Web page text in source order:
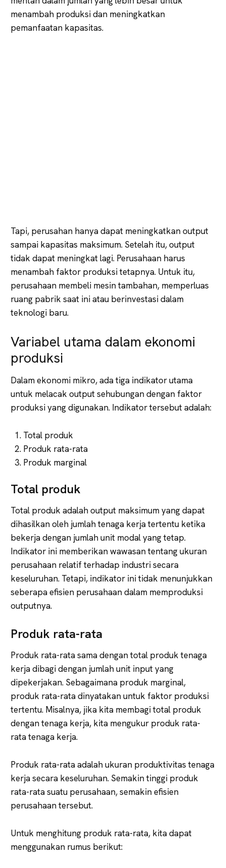
menambah produksi dan meningkatkan
pemanfaatan kapasitas.
Tapi, perusahan hanya dapat meningkatkan output
sampai kapasitas maksimum. Setelah itu, output
tidak dapat meningkat lagi. Perusahaan harus
menambah faktor produksi tetapnya. Untuk itu,
perusahaan membeli mesin tambahan, memperluas
ruang pabrik saat ini atau berinvestasi dalam
teknologi baru.
Variabel utama dalam ekonomi
produksi
Dalam ekonomi mikro, ada tiga indikator utama
untuk melacak output sehubungan dengan faktor
produksi yang digunakan. Indikator tersebut adalah:
Total produk
Produk rata-rata
Produk marginal
Total produk
Total produk adalah output maksimum yang dapat
dihasilkan oleh jumlah tenaga kerja tertentu ketika
bekerja dengan jumlah unit modal yang tetap.
Indikator ini memberikan wawasan tentang ukuran
perusahaan relatif terhadap industri secara
keseluruhan. Tetapi, indikator ini tidak menunjukkan
seberapa efisien perusahaan dalam memproduksi
outputnya.
Produk rata-rata
Produk rata-rata sama dengan total produk tenaga
kerja dibagi dengan jumlah unit input yang
dipekerjakan. Sebagaimana produk marginal,
produk rata-rata dinyatakan untuk faktor produksi
tertentu. Misalnya, jika kita membagi total produk
dengan tenaga kerja, kita mengukur produk rata-
rata tenaga kerja.
Produk rata-rata adalah ukuran produktivitas tenaga
kerja secara keseluruhan. Semakin tinggi produk
rata-rata suatu perusahaan, semakin efisien
perusahaan tersebut.
Untuk menghitung produk rata-rata, kita dapat
menggunakan rumus berikut: